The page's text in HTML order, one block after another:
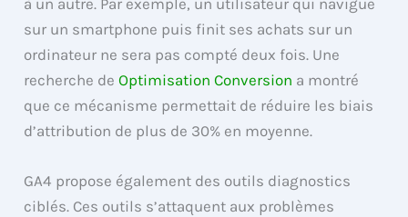
à un autre. Par exemple, un utilisateur qui navigue
sur un smartphone puis finit ses achats sur un
ordinateur ne sera pas compté deux fois. Une
recherche deOptimisation Conversion a montré
que ce mécanisme permettait de réduire les biais
d’attribution de plus de 30% en moyenne.
GA4 propose également des outils diagnostics
ciblés. Ces outils s’attaquent aux problèmes